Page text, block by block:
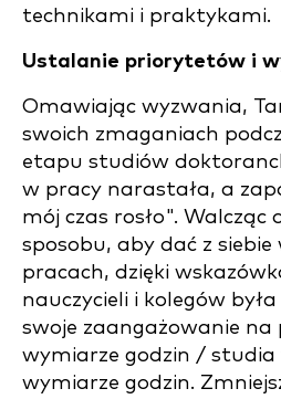
technikami i praktykami.
Ustalanie priorytetów i
Omawiając wyzwania,
swoich zmaganiach
etapu studiów
w pracy narastała, a
mój czas rosło". Walcząc
sposobu, aby dać z
pracach, dzięki
nauczycieli i kolegów
swoje zaangażowanie na
wymiarze godzin / studia
wymiarze godzin.